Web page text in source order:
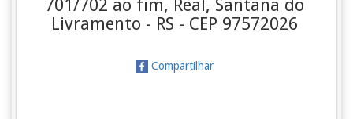
701/702 ao fim, Real, Santana do
Livramento - RS - CEP 97572026
Compartilhar